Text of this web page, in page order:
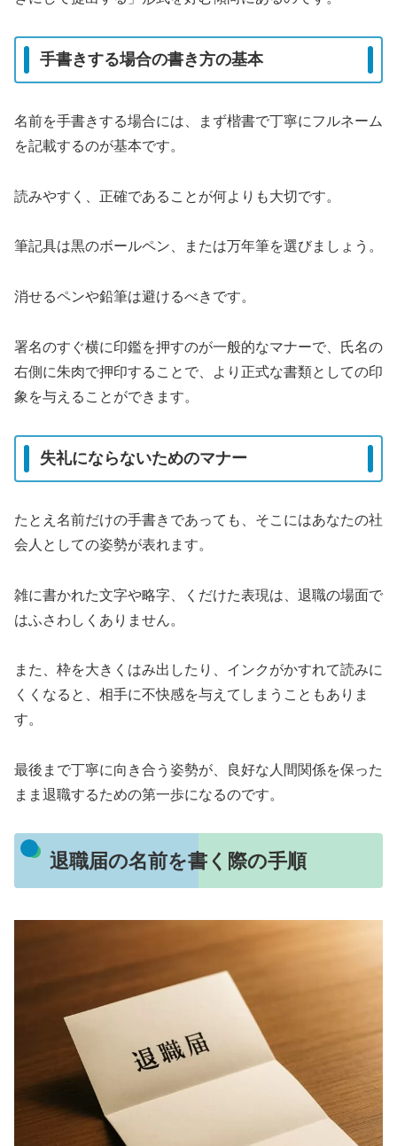
手書きする場合の書き方の基本
名前を手書きする場合には、まず楷書で丁寧にフルネーム
を記載するのが基本です。
読みやすく、正確であることが何よりも大切です。
筆記具は黒のボールペン、または万年筆を選びましょう。
消せるペンや鉛筆は避けるべきです。
署名のすぐ横に印鑑を押すのが一般的なマナーで、氏名の
右側に朱肉で押印することで、より正式な書類としての印
象を与えることができます。
失礼にならないためのマナー
たとえ名前だけの手書きであっても、そこにはあなたの社
会人としての姿勢が表れます。
雑に書かれた文字や略字、くだけた表現は、退職の場面で
はふさわしくありません。
また、枠を大きくはみ出したり、インクがかすれて読みに
くくなると、相手に不快感を与えてしまうこともありま
す。
最後まで丁寧に向き合う姿勢が、良好な人間関係を保った
まま退職するための第一歩になるのです。
退職届の名前を書く際の手順